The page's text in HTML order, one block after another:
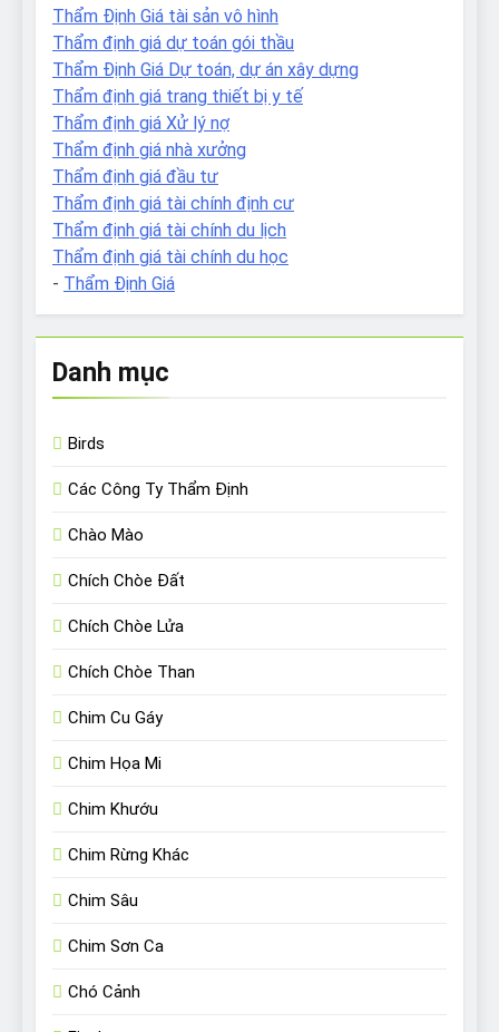
Thẩm Định Giá tài sản vô hình
Thẩm định giá dự toán gói thầu
Thẩm Định Giá Dự toán, dự án xây dựng
Thẩm định giá trang thiết bị y tế
Thẩm định giá Xử lý nợ
Thẩm định giá nhà xưởng
Thẩm định giá đầu tư
Thẩm định giá tài chính định cư
Thẩm định giá tài chính du lịch
Thẩm định giá tài chính du học
- Thẩm Định Giá
Danh mục
Birds
Các Công Ty Thẩm Định
Chào Mào
Chích Chòe Đất
Chích Chòe Lửa
Chích Chòe Than
Chim Cu Gáy
Chim Họa Mi
Chim Khướu
Chim Rừng Khác
Chim Sâu
Chim Sơn Ca
Chó Cảnh